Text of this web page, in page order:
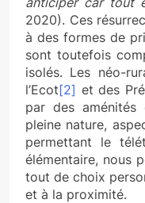
2020). Ces
à des formes de
sont toutefois
isolés. Les néo-
l’Ecot[2] et des
par des aménités
pleine nature,
permettant le
élémentaire, nous
tout de choix
et à la proximité.